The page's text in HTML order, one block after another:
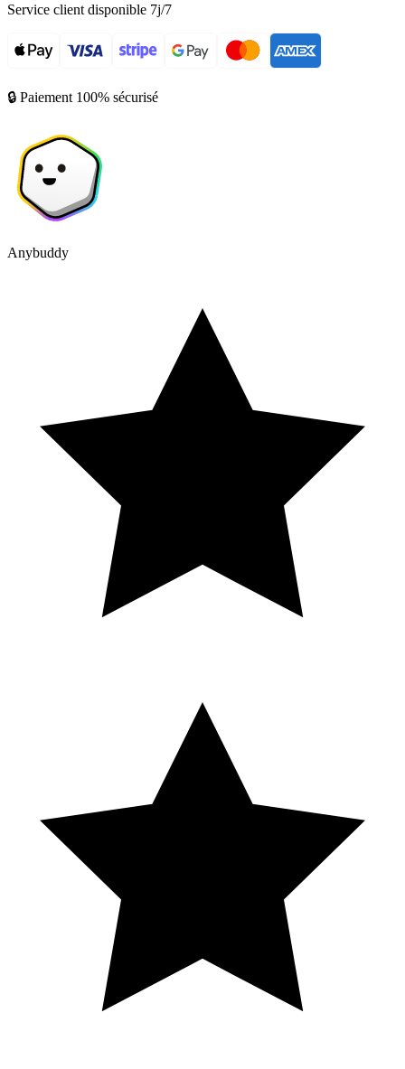
Service client disponible 7j/7
🔒 Paiement 100% sécurisé
Anybuddy